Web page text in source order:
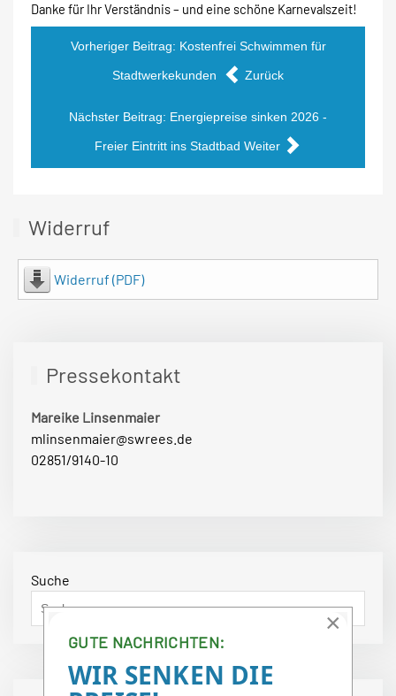
Danke für Ihr Verständnis – und eine schöne Karnevalszeit!
Vorheriger Beitrag: Kostenfrei Schwimmen für
Stadtwerkekunden Zurück
Nächster Beitrag: Energiepreise sinken 2026 -
Freier Eintritt ins Stadtbad Weiter
Widerruf
Widerruf (PDF)
Pressekontakt
Mareike Linsenmaier
mlinsenmaier@swrees.de
02851/9140-10
Suche
×
GUTE NACHRICHTEN:
WIR SENKEN DIE